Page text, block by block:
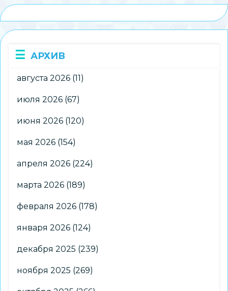
АРХИВ
августа 2026 (11)
июля 2026 (67)
июня 2026 (120)
мая 2026 (154)
апреля 2026 (224)
марта 2026 (189)
февраля 2026 (178)
января 2026 (124)
декабря 2025 (239)
ноября 2025 (269)